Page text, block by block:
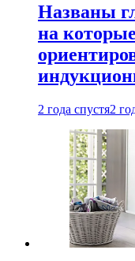
Названы
на
2 года спустя2